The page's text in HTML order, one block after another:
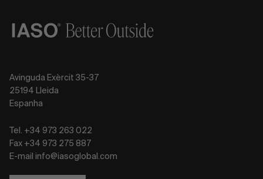
Avinguda Exèrcit 35-37
25194 Lleida
Espanha
Tel. +34 973 263 022
Fax +34 973 275 887
E-mail info@iasoglobal.com